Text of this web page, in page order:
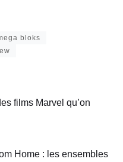
bloks
films Marvel qu’on
Home : les ensembles